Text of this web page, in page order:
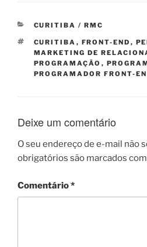
CATEGORIAS
CURITIBA / RMC
TAGS
CURITIBA , FRONT-END ,
MARKETING DE
PROGRAMAÇÃO ,
PROGRAMADOR FRONT-
Deixe um comentário
O seu endereço de e-mail não
obrigatórios são marcados com
Comentário*